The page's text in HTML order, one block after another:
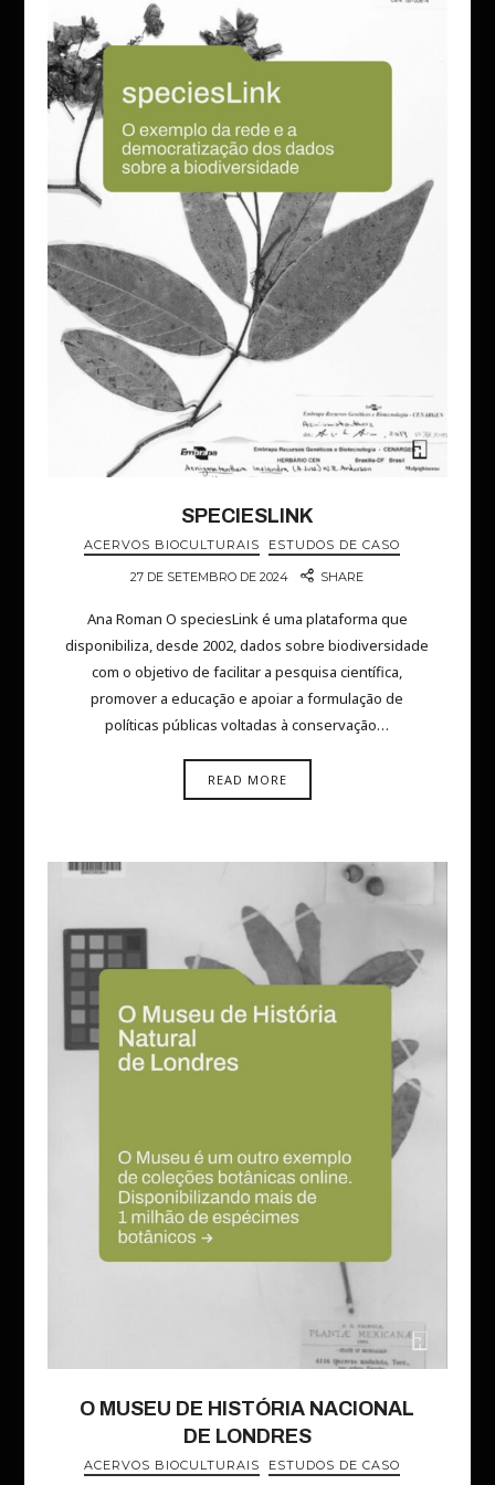
SPECIESLINK
ACERVOS BIOCULTURAIS ESTUDOS DE CASO
27 DE SETEMBRO DE 2024 SHARE
Ana Roman O speciesLink é uma plataforma que
disponibiliza, desde 2002, dados sobre biodiversidade
com o objetivo de facilitar a pesquisa científica,
promover a educação e apoiar a formulação de
políticas públicas voltadas à conservação…
READ MORE
O MUSEU DE HISTÓRIA NACIONAL
DE LONDRES
ACERVOS BIOCULTURAIS ESTUDOS DE CASO